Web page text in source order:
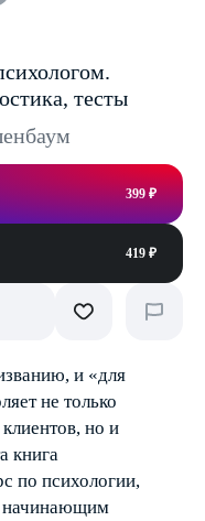
тесты
399 ₽
419 ₽
и «для
не только
но и
книга
по психологии,
начинающим